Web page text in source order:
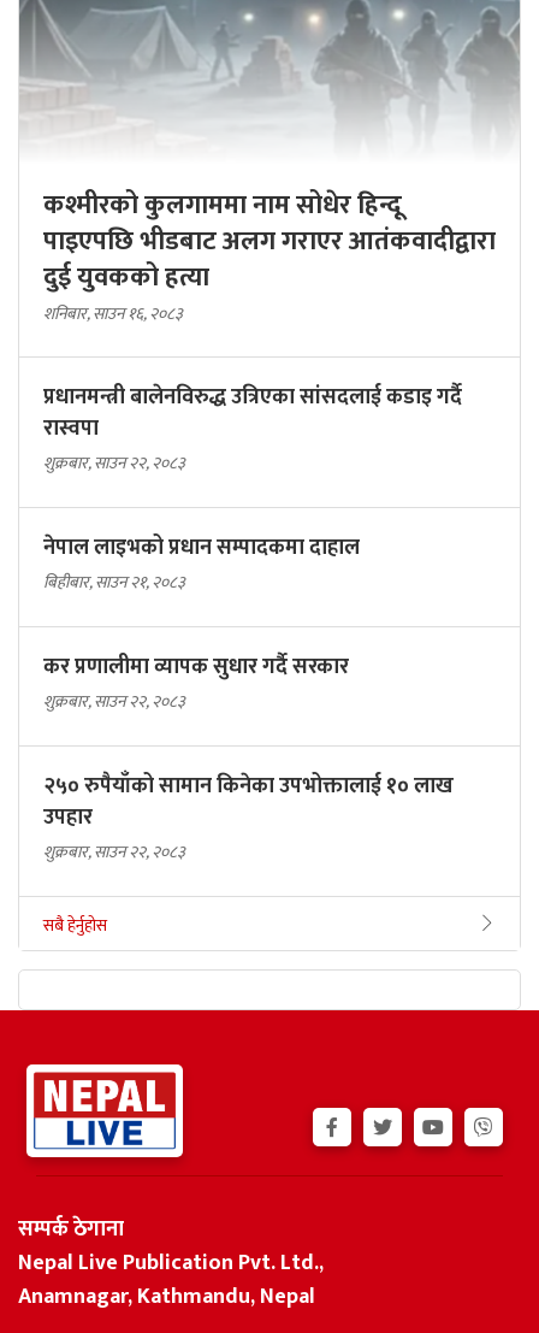
कश्मीरको कुलगाममा नाम सोधेर हिन्दू
पाइएपछि भीडबाट अलग गराएर आतंकवादीद्वारा
दुई युवकको हत्या
शनिबार, साउन १६, २०८३
प्रधानमन्त्री बालेनविरुद्ध उत्रिएका सांसदलाई कडाइ गर्दै
रास्वपा
शुक्रबार, साउन २२, २०८३
नेपाल लाइभको प्रधान सम्पादकमा दाहाल
बिहीबार, साउन २१, २०८३
कर प्रणालीमा व्यापक सुधार गर्दै सरकार
शुक्रबार, साउन २२, २०८३
२५० रुपैयाँको सामान किनेका उपभोक्तालाई १० लाख
उपहार
शुक्रबार, साउन २२, २०८३
सबै हेर्नुहोस
सम्पर्क ठेगाना
Nepal Live Publication Pvt. Ltd.,
Anamnagar, Kathmandu, Nepal